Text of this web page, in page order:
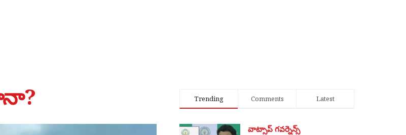
Trending Comments Latest
వాట్సాప్ గవర్నెన్స్